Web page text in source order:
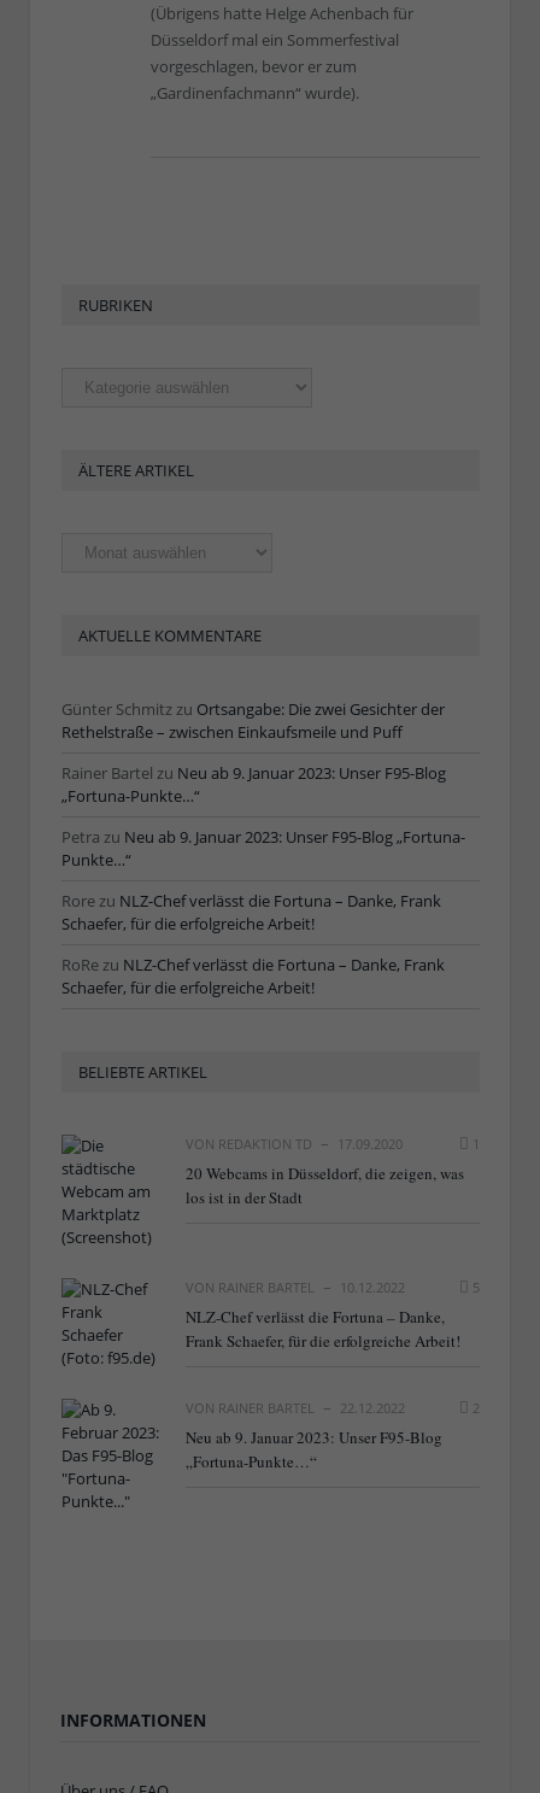
(Übrigens hatte Helge Achenbach für
Düsseldorf mal ein Sommerfestival
vorgeschlagen, bevor er zum
„Gardinenfachmann“ wurde).
RUBRIKEN
Rubriken
ÄLTERE ARTIKEL
Ältere
Artikel
AKTUELLE KOMMENTARE
Günter Schmitz zu Ortsangabe: Die zwei Gesichter der
Rethelstraße – zwischen Einkaufsmeile und Puff
Rainer Bartel zu Neu ab 9. Januar 2023: Unser F95-Blog
„Fortuna-Punkte…“
Petra zu Neu ab 9. Januar 2023: Unser F95-Blog „Fortuna-
Punkte…“
Rore zu NLZ-Chef verlässt die Fortuna – Danke, Frank
Schaefer, für die erfolgreiche Arbeit!
RoRe zu NLZ-Chef verlässt die Fortuna – Danke, Frank
Schaefer, für die erfolgreiche Arbeit!
BELIEBTE ARTIKEL
VON REDAKTION TD 17.09.2020 1
20 Webcams in Düsseldorf, die zeigen, was
los ist in der Stadt
VON RAINER BARTEL 10.12.2022 5
NLZ-Chef verlässt die Fortuna – Danke,
Frank Schaefer, für die erfolgreiche Arbeit!
VON RAINER BARTEL 22.12.2022 2
Neu ab 9. Januar 2023: Unser F95-Blog
„Fortuna-Punkte…“
INFORMATIONEN